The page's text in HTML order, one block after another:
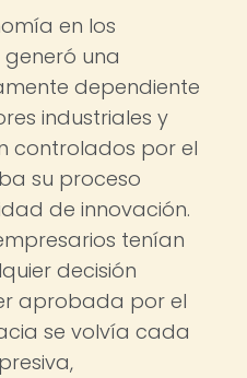
en los
una
dependiente
industriales y
controlados por el
su proceso
de innovación.
tenían
decisión
aprobada por el
se volvía cada